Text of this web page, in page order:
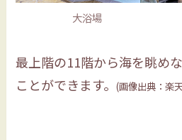
大浴場
最上階の11階から海を眺め
ことができます。(画像出典：楽